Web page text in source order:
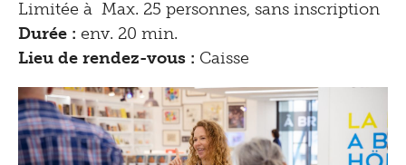
Limitée à Max. 25 personnes, sans inscription
Durée : env. 20 min.
Lieu de rendez-vous : Caisse